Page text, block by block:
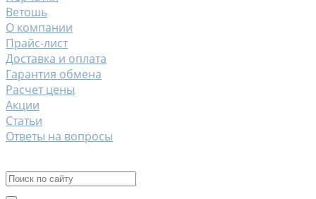
Ветошь
О компании
Прайс-лист
Доставка и оплата
Гарантия обмена
Расчет цены
Акции
Статьи
Ответы на вопросы